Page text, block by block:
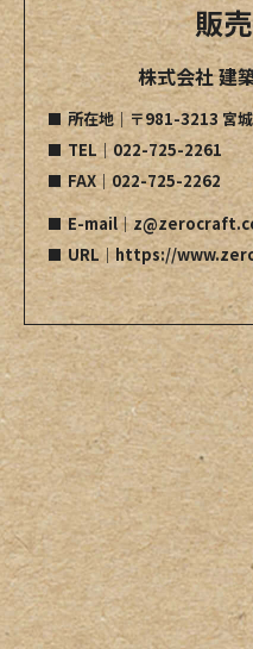
販
株式会社 建
所在地｜〒981-3213 宮
TEL｜022-725-2261
FAX｜022-725-2262
E-mail｜
URL｜https://